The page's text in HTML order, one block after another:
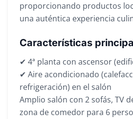
proporcionando productos
una auténtica experiencia
Características
✔ 4ª planta con ascensor
✔ Aire acondicionado
refrigeración) en el salón
Amplio salón con 2 sofás, TV
zona de comedor para 6